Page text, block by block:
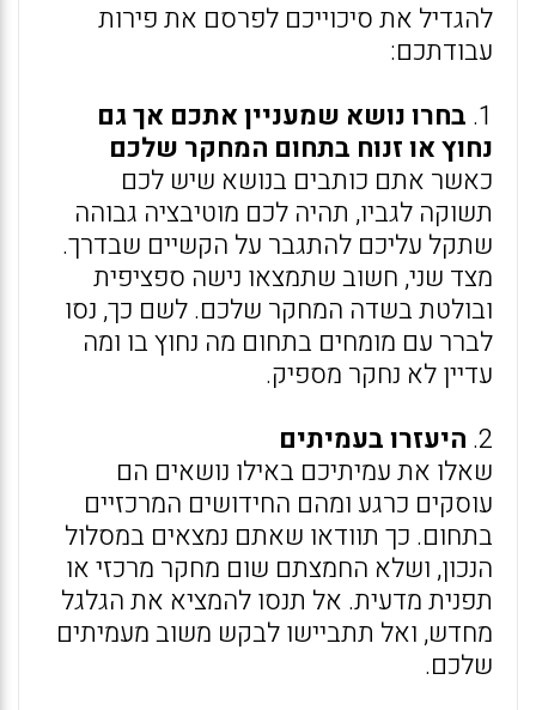
להגדיל את סיכוייכם לפרסם את פירות
עבודתכם:
1. בחרו נושא שמעניין אתכם אך גם
נחוץ או זנוח בתחום המחקר שלכם
כאשר אתם כותבים בנושא שיש לכם
תשוקה לגביו, תהיה לכם מוטיבציה גבוהה
שתקל עליכם להתגבר על הקשיים שבדרך.
מצד שני, חשוב שתמצאו נישה ספציפית
ובולטת בשדה המחקר שלכם. לשם כך, נסו
לברר עם מומחים בתחום מה נחוץ בו ומה
עדיין לא נחקר מספיק.
2. היעזרו בעמיתים
שאלו את עמיתיכם באילו נושאים הם
עוסקים כרגע ומהם החידושים המרכזיים
בתחום. כך תוודאו שאתם נמצאים במסלול
הנכון, ושלא החמצתם שום מחקר מרכזי או
תפנית מדעית. אל תנסו להמציא את הגלגל
מחדש, ואל תתביישו לבקש משוב מעמיתים
שלכם.